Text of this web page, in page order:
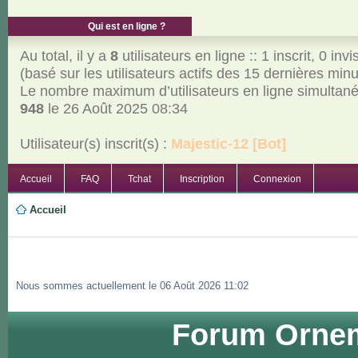
Qui est en ligne ?
Au total, il y a 8utilisateurs en ligne :: 1 inscrit, 0
(basé sur les utilisateurs actifs des 15 dernières
Le nombre maximum d’utilisateurs en ligne
948le 26 Août 2025 08:34
Utilisateur(s) inscrit(s) : Majestic-12 [Bot]
Accueil FAQ Tchat Inscription Connexion
Accueil
Nous sommes actuellement le 06 Août 2026 11:02
Forum